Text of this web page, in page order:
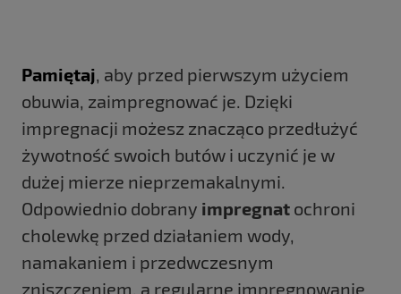
Pamiętaj, aby przed pierwszym użyciem
obuwia, zaimpregnować je. Dzięki
impregnacji możesz znacząco przedłużyć
żywotność swoich butów i uczynić je w
dużej mierze nieprzemakalnymi.
Odpowiednio dobrany impregnat ochroni
cholewkę przed działaniem wody,
namakaniem i przedwczesnym
zniszczeniem, a regularne impregnowanie